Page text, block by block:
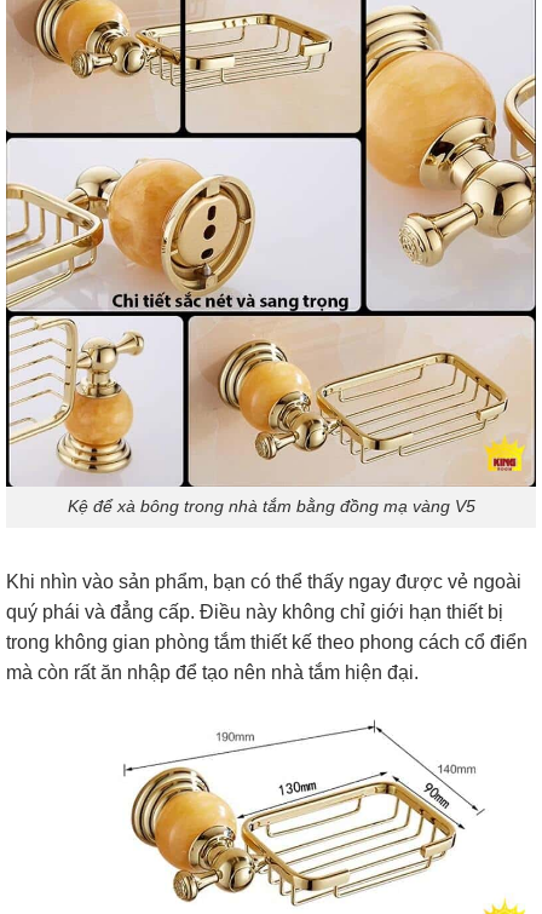
Kệ để xà bông trong nhà tắm bằng đồng mạ vàng V5
Khi nhìn vào sản phẩm, bạn có thể thấy ngay được vẻ ngoài
quý phái và đẳng cấp. Điều này không chỉ giới hạn thiết bị
trong không gian phòng tắm thiết kế theo phong cách cổ điển
mà còn rất ăn nhập để tạo nên nhà tắm hiện đại.